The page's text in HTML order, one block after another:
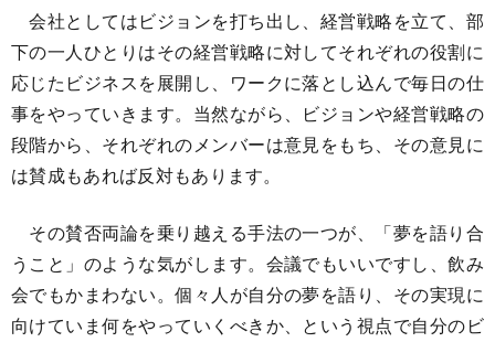
会社としてはビジョンを打ち出し、経営戦略を立て、部
下の一人ひとりはその経営戦略に対してそれぞれの役割に
応じたビジネスを展開し、ワークに落とし込んで毎日の仕
事をやっていきます。当然ながら、ビジョンや経営戦略の
段階から、それぞれのメンバーは意見をもち、その意見に
は賛成もあれば反対もあります。
その賛否両論を乗り越える手法の一つが、「夢を語り合
うこと」のような気がします。会議でもいいですし、飲み
会でもかまわない。個々人が自分の夢を語り、その実現に
向けていま何をやっていくべきか、という視点で自分のビ